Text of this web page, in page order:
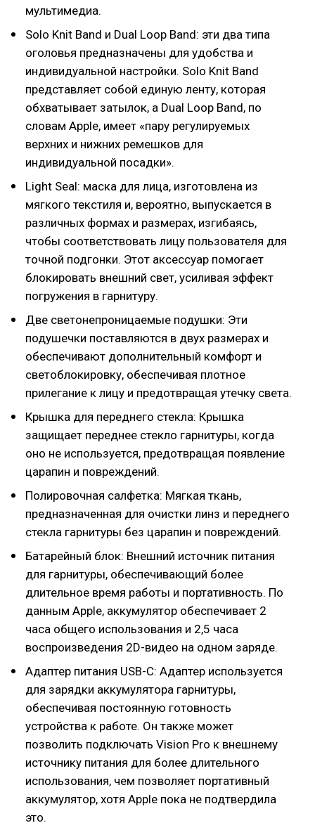
мультимедиа.
Solo Knit Band и Dual Loop Band: эти два типа
оголовья предназначены для удобства и
индивидуальной настройки. Solo Knit Band
представляет собой единую ленту, которая
обхватывает затылок, а Dual Loop Band, по
словам Apple, имеет «пару регулируемых
верхних и нижних ремешков для
индивидуальной посадки».
Light Seal: маска для лица, изготовлена из
мягкого текстиля и, вероятно, выпускается в
различных формах и размерах, изгибаясь,
чтобы соответствовать лицу пользователя для
точной подгонки. Этот аксессуар помогает
блокировать внешний свет, усиливая эффект
погружения в гарнитуру.
Две светонепроницаемые подушки: Эти
подушечки поставляются в двух размерах и
обеспечивают дополнительный комфорт и
светоблокировку, обеспечивая плотное
прилегание к лицу и предотвращая утечку света.
Крышка для переднего стекла: Крышка
защищает переднее стекло гарнитуры, когда
оно не используется, предотвращая появление
царапин и повреждений.
Полировочная салфетка: Мягкая ткань,
предназначенная для очистки линз и переднего
стекла гарнитуры без царапин и повреждений.
Батарейный блок: Внешний источник питания
для гарнитуры, обеспечивающий более
длительное время работы и портативность. По
данным Apple, аккумулятор обеспечивает 2
часа общего использования и 2,5 часа
воспроизведения 2D-видео на одном заряде.
Адаптер питания USB-C: Адаптер используется
для зарядки аккумулятора гарнитуры,
обеспечивая постоянную готовность
устройства к работе. Он также может
позволить подключать Vision Pro к внешнему
источнику питания для более длительного
использования, чем позволяет портативный
аккумулятор, хотя Apple пока не подтвердила
это.